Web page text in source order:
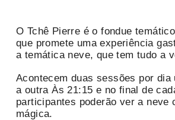
O Tchê Pierre é o fondue
que promete uma experiência
a temática neve, que tem tudo a
Acontecem duas sessões por dia
a outra Às 21:15 e no final de
participantes poderão ver a neve
mágica.